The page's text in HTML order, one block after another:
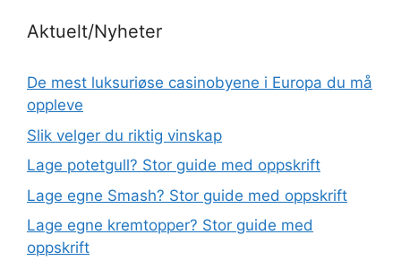
Aktuelt/Nyheter
De mest luksuriøse casinobyene i Europa du må
oppleve
Slik velger du riktig vinskap
Lage potetgull? Stor guide med oppskrift
Lage egne Smash? Stor guide med oppskrift
Lage egne kremtopper? Stor guide med
oppskrift